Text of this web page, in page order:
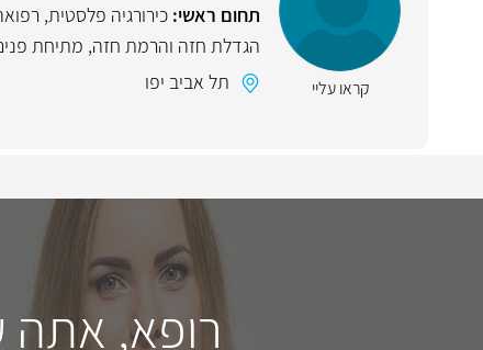
קראו עליי
תחום ראשי: כירורגיה פלסטית,
הגדלת חזה והרמת חזה, מתיחת
תל אביב יפו
רופא, אתה